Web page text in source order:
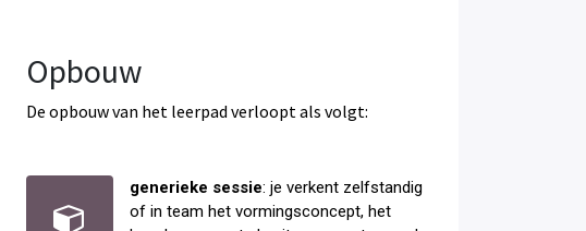
Opbouw
De opbouw van het leerpad verloopt als volgt:
generieke sessie: je verkent zelfstandig
of in team het vormingsconcept, het